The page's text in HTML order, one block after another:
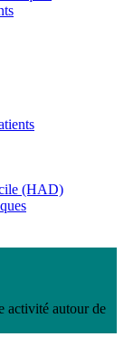
(HAD)
activité autour de